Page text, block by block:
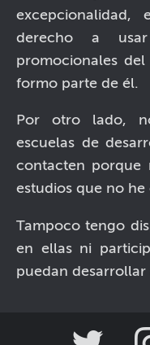
derecho a
promocionales
formo parte de él.
Por otro lado,
escuelas de
contacten porque
estudios que no
Tampoco tengo
en ellas ni
puedan desarrollar